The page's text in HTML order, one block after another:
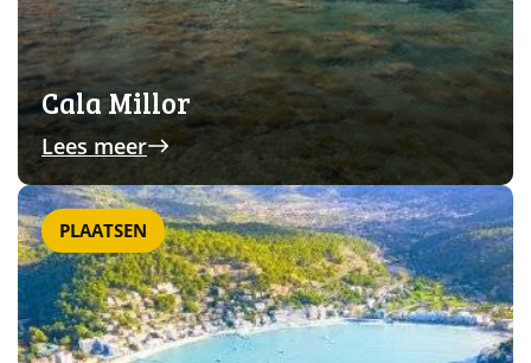
Cala Millor
Lees meer
PLAATSEN